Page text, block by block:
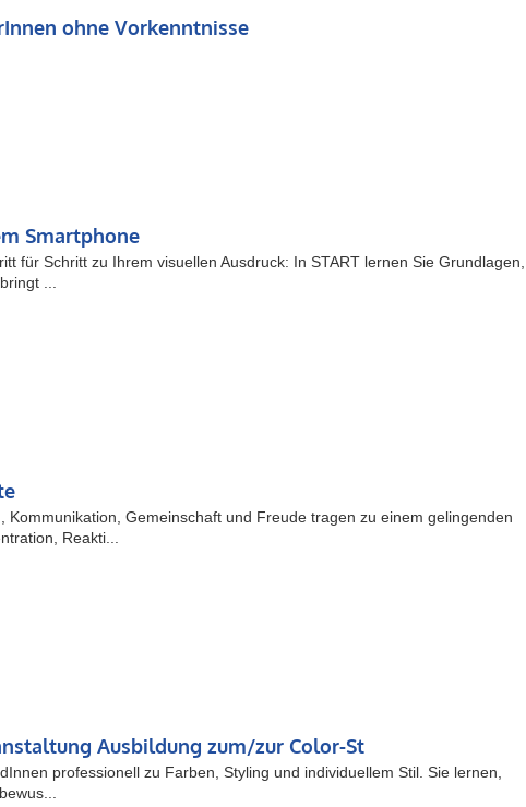
ohne Vorkenntnisse
Smartphone
für Schritt zu Ihrem visuellen Ausdruck: In START lernen Sie Grundlagen,
...
Kommunikation, Gemeinschaft und Freude tragen zu einem gelingenden
Reakti...
Ausbildung zum/zur Color-St
professionell zu Farben, Styling und individuellem Stil. Sie lernen,